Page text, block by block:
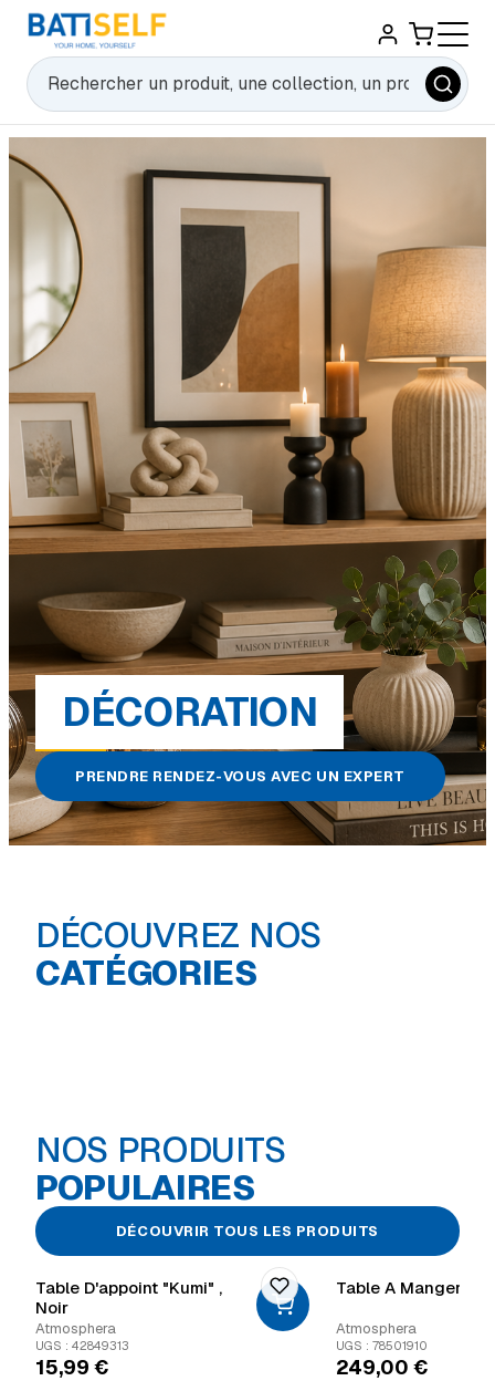
Rechercher
DÉCORATION
PRENDRE RENDEZ-VOUS AVEC UN EXPERT
DÉCOUVREZ NOS
CATÉGORIES
Coussin & plaid
NOS PRODUITS
POPULAIRES
DÉCOUVRIR TOUS LES PRODUITS
Table D'appoint "Kumi" ,
Noir
Atmosphera
UGS : 42849313
15,99 €
Table A Manger
Atmosphera
UGS : 78501910
249,00 €